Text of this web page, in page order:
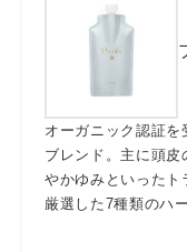
オーガニック認証
ブレンド。主に頭皮
やかゆみといったト
厳選した7種類のハ